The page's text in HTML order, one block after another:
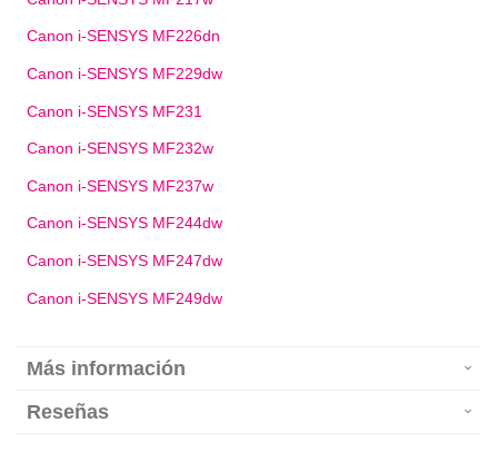
Canon i-SENSYS MF226dn
Canon i-SENSYS MF229dw
Canon i-SENSYS MF231
Canon i-SENSYS MF232w
Canon i-SENSYS MF237w
Canon i-SENSYS MF244dw
Canon i-SENSYS MF247dw
Canon i-SENSYS MF249dw
Más información
Reseñas